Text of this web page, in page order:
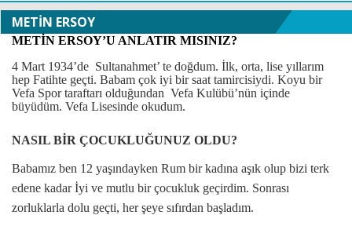
METİN ERSOY
METİN ERSOY’U ANLATIR MISINIZ?
4 Mart 1934’de Sultanahmet’ te doğdum. İlk, orta, lise yıllarım
hep Fatihte geçti. Babam çok iyi bir saat tamircisiydi. Koyu bir
Vefa Spor taraftarı olduğundan Vefa Kulübü’nün içinde
büyüdüm. Vefa Lisesinde okudum.
NASIL BİR ÇOCUKLUĞUNUZ OLDU?
Babamız ben 12 yaşındayken Rum bir kadına aşık olup bizi terk
edene kadar İyi ve mutlu bir çocukluk geçirdim. Sonrası
zorluklarla dolu geçti, her şeye sıfırdan başladım.